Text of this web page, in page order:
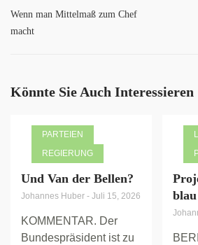
Wenn man Mittelmaß zum Chef
macht
Könnte Sie Auch Interessieren
PARTEIEN
REGIERUNG
Und Van der Bellen?
Johannes Huber - Juli 15, 2026
KOMMENTAR. Der
Bundespräsident ist zu
blau